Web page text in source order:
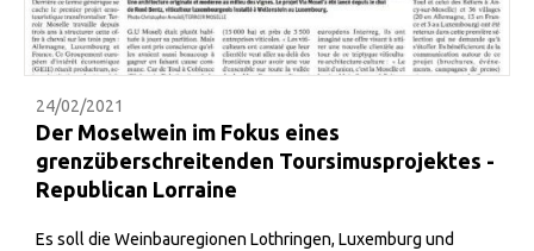
24/02/2021
Der Moselwein im Fokus eines
grenzüberschreitenden Toursimusprojektes -
Republican Lorraine
Es soll die Weinbauregionen Lothringen, Luxemburg und